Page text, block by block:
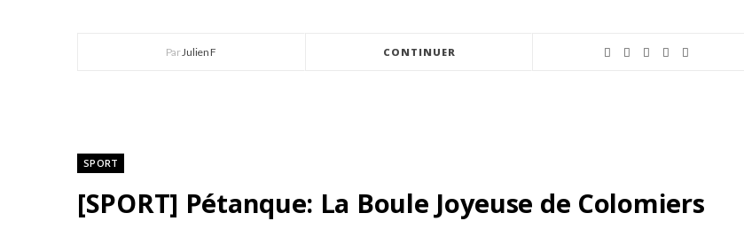
ParJulien F CONTINUER
SPORT
[SPORT] Pétanque: La Boule Joyeuse de Colomiers